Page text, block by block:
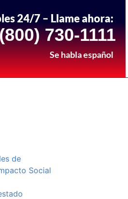
24/7 – Llame ahora:
730-1111
Se habla español
de
Social